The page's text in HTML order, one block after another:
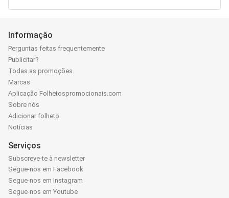
Informação
Perguntas feitas frequentemente
Publicitar?
Todas as promoções
Marcas
Aplicação Folhetospromocionais.com
Sobre nós
Adicionar folheto
Notícias
Serviços
Subscreve-te à newsletter
Segue-nos em Facebook
Segue-nos em Instagram
Segue-nos em Youtube